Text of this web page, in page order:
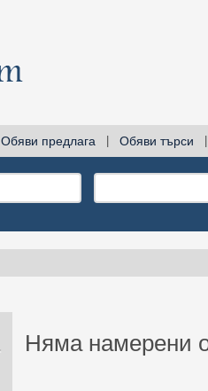
Обяви предлага Обяви търси
Няма намерени